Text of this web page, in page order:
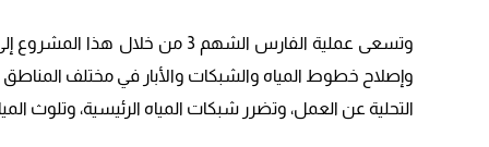
وتسعى عملية الفارس الشهم 3 من
التحلية عن العمل، وتضرر شبكات المياه الرئيسية، وتلوث